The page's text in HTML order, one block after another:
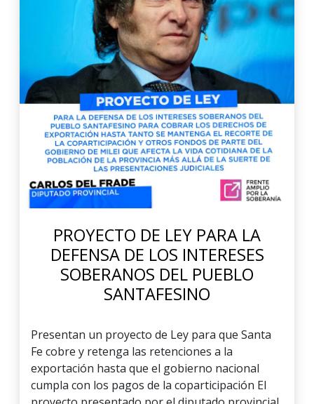
PROYECTO DE LEY PARA LA
DEFENSA DE LOS INTERESES
SOBERANOS DEL PUEBLO
SANTAFESINO
Presentan un proyecto de Ley para que Santa
Fe cobre y retenga las retenciones a la
exportación hasta que el gobierno nacional
cumpla con los pagos de la coparticipación El